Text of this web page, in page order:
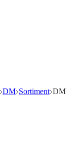
DM Sortiment DM